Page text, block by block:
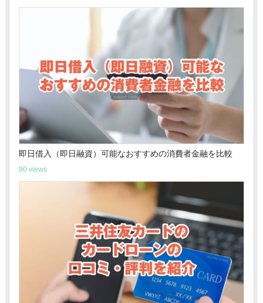
即日借入（即日融資）可能なおすすめの消費者金融を比較
90 views